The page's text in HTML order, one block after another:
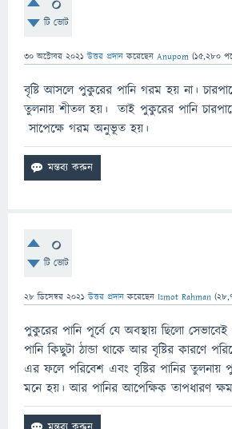
টি ভোট
30 অক্টোবর 2021 উত্তর প্রদান করেছেন Anupom (15,280
বৃষ্টি আসলে পুকুরের পানি গরম হয় না।
তুলনায় শীতল হয়। তাই পুকুরের পানি
সাপেক্ষে গরম অনুভূত হয়।
0
টি ভোট
28 ডিসেম্বর 2021 উত্তর প্রদান করেছেন Ismot Rahman (
পুকুরের পানি পূর্বে যে অবস্থায় ছিলো সেভাবেই
পানি কিছুটা ঠান্ডা থাকে আর বৃষ্টির কারণে
এর ফলে পরিবেশ এবং বৃষ্টির পানির তুলনায়
মনে হয়। আর পানির আপেক্ষিক তাপধারণ